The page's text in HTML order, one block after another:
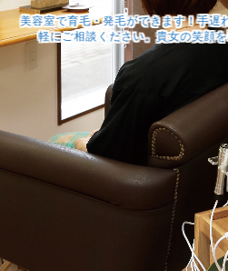
美容室で育毛・発毛ができます！手遅
軽にご相談ください。貴女の笑顔